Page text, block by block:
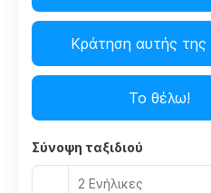
Κράτηση αυτής της
Το θέλω!
Σύνοψη ταξιδιού
2 Ενήλικες